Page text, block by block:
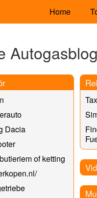
Home
Dacia
of ketting